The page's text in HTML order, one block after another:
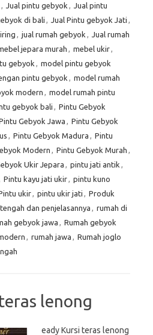
, Jual pintu gebyok , Jual pintu
di bali , Jual Pintu gebyok Jati ,
, jual rumah gebyok , Jual rumah
jepara murah , mebel ukir,
gebyok , model pintu gebyok
pintu gebyok , model rumah
modern , model rumah pintu
gebyok bali , Pintu Gebyok
Gebyok Jawa , Pintu Gebyok
, Pintu Gebyok Madura , Pintu
Modern , Pintu Gebyok Murah ,
Ukir Jepara , pintu jati antik ,
Pintu kayu jati ukir, pintu kuno
ukir, pintu ukir jati , Produk
dan penjelasannya , rumah di
gebyok jawa , Rumah gebyok
, rumah jawa , Rumah joglo
lenong
eady Kursi teras lenong